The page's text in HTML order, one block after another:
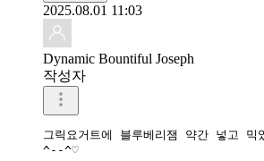
2025.08.01 11:03
Dynamic Bountiful Joseph
작성자
그릭요거트에 블루베리잼 약간 넣고
^--^♡